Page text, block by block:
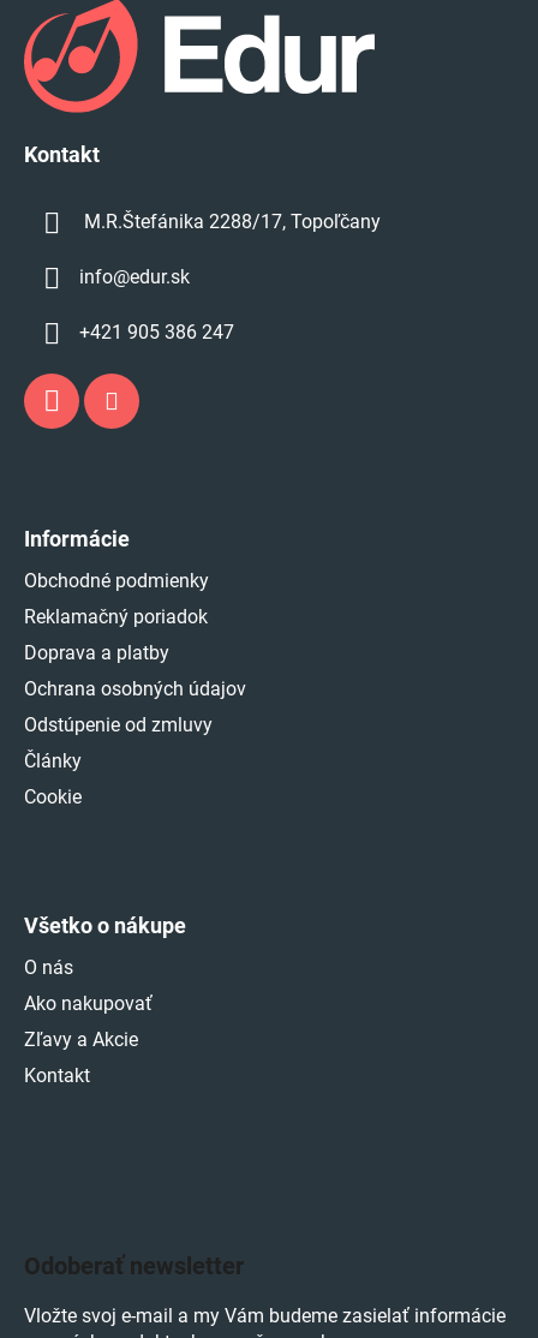
Kontakt
M.R.Štefánika 2288/17, Topoľčany
info@edur.sk
+421 905 386 247
Informácie
Obchodné podmienky
Reklamačný poriadok
Doprava a platby
Ochrana osobných údajov
Odstúpenie od zmluvy
Články
Cookie
Všetko o nákupe
O nás
Ako nakupovať
Zľavy a Akcie
Kontakt
Odoberať newsletter
Vložte svoj e-mail a my Vám budeme zasielať informácie